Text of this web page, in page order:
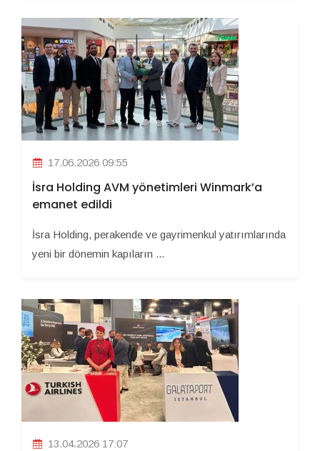
17.06.2026 09:55
İsra Holding AVM yönetimleri Winmark’a
emanet edildi
İsra Holding, perakende ve gayrimenkul yatırımlarında
yeni bir dönemin kapıların ...
13.04.2026 17:07